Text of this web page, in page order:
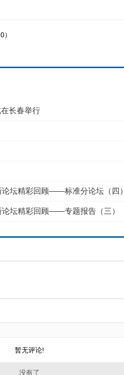
长春举行
坛精彩回顾——标准分论坛（四）
坛精彩回顾——专题报告（三）
暂无评论!
没有了